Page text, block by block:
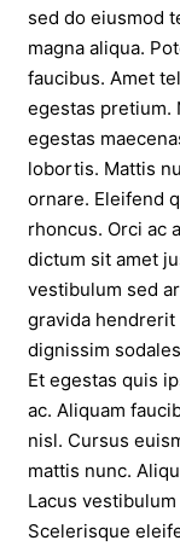
sed do eiusmod
magna aliqua.
faucibus. Amet
egestas pretium.
egestas
lobortis. Mattis
ornare. Eleifend
rhoncus. Orci ac
dictum sit amet
vestibulum sed
gravida
dignissim
Et egestas quis
ac. Aliquam
nisl. Cursus
mattis nunc.
Lacus
Scelerisque